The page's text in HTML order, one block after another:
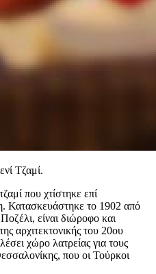
Τζαμί.
που χτίστηκε επί
Κατασκευάστηκε το 1902 από
είναι διώροφο και
αρχιτεκτονικής του 20ου
χώρο λατρείας για τους
που οι Τούρκοι